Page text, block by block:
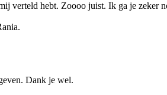
verteld hebt. Zoooo juist. Ik ga je zeker
Dank je wel.